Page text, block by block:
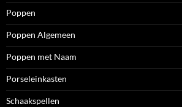
Poppen
Poppen Algemeen
Poppen met Naam
Porseleinkasten
Schaakspellen